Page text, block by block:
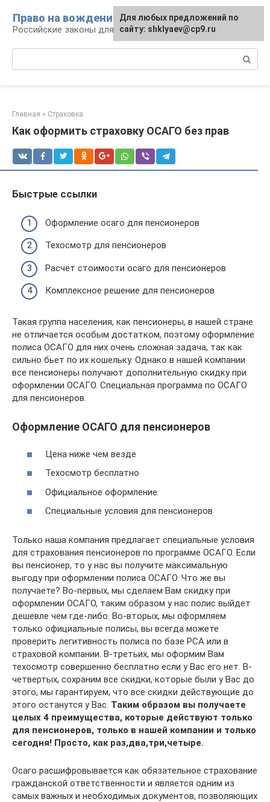
контенту
Право на вождение
Российские законы для автомобилистов
Главная » Страховка
Как оформить страховку ОСАГО без прав
Быстрые ссылки
Оформление осаго для пенсионеров
Техосмотр для пенсионеров
Расчет стоимости осаго для пенсионеров
Комплексное решение для пенсионеров
Такая группа населения, как пенсионеры, в нашей стране
не отличается особым достатком, поэтому оформление
полиса ОСАГО для них очень сложная задача, так как
сильно бьет по их кошельку. Однако в нашей компании
все пенсионеры получают дополнительную скидку при
оформлении ОСАГО. Специальная программа по ОСАГО
для пенсионеров.
Оформление ОСАГО для пенсионеров
Цена ниже чем везде
Техосмотр бесплатно
Официальное оформление
Специальные условия для пенсионеров
Только наша компания предлагает специальные условия
для страхования пенсионеров по программе ОСАГО. Если
вы пенсионер, то у нас вы получите максимальную
выгоду при оформлении полиса ОСАГО. Что же вы
получаете? Во-первых, мы сделаем Вам скидку при
оформлении ОСАГО, таким образом у нас полис выйдет
дешевле чем где-либо. Во-вторых, мы оформляем
только официальные полисы, вы всегда можете
проверить легитивность полиса по базе РСА или в
страховой компании. В-третьих, мы оформим Вам
техосмотр совершенно бесплатно если у Вас его нет. В-
четвертых, сохраним все скидки, которые были у Вас до
этого, мы гарантируем, что все скидки действующие до
этого останутся у Вас. Таким образом вы получаете
целых 4 преимущества, которые действуют только
для пенсионеров, только в нашей компании и только
сегодня! Просто, как раз,два,три,четыре.
Осаго расшифровывается как обязательное страхование
гражданской ответственности и является одним из
самых важных и необходимых документов, позволяющих
Для любых предложений по
сайту: shklyaev@cp9.ru